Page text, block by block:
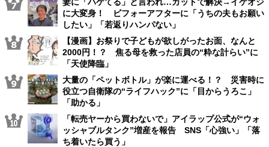
に大変身！ ビフォーアフターに「うちの夫もお願い
したい」「若返りハンパない」
【漫画】お祭りで子どもが欲しがったお面、なんと
2000円！？ 焦る母を救った店員の“粋な計らい”に
「天使降臨」
大量の「ペットボトル」が楽に運べる！？ 災害時に
役立つ自衛隊の“ライフハック”に「目からうろこ」
「助かる」
「転売ヤーから買わないで」アイラップ公式が“ウォ
ッシャブルタンク”増産を報告 SNS「心強い」「落
ち着いたら買う」